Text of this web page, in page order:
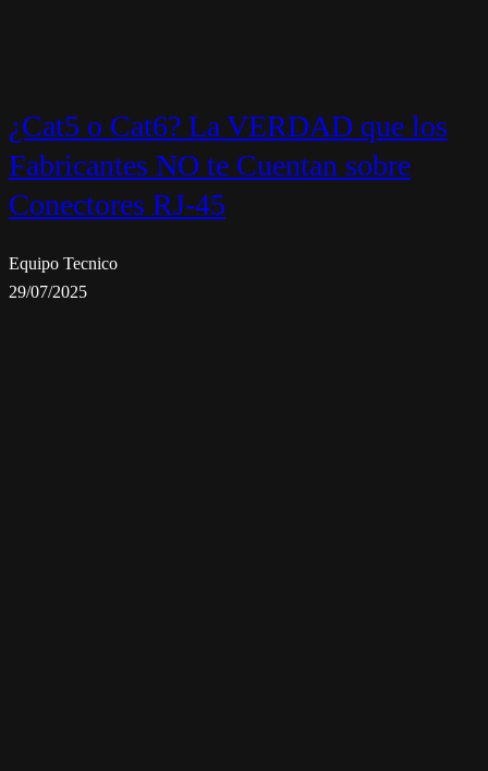
¿Cat5 o Cat6? La VERDAD que los
Fabricantes NO te Cuentan sobre
Conectores RJ-45
Equipo Tecnico
29/07/2025